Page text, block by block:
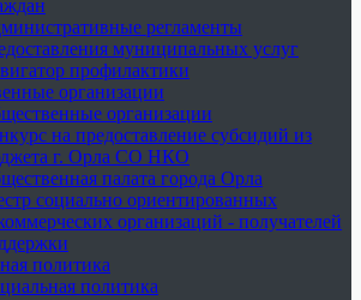
регламенты
муниципальных услуг
профилактики
организации
организации
на предоставление субсидий из
г. Орла СО НКО
палата города Орла
социально ориентированных
организаций - получателей
политика
политика